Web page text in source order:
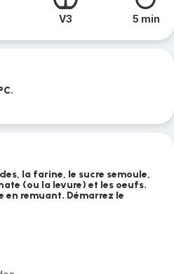
V3 5 min
la farine, le sucre semoule,
(ou la levure) et les oeufs.
en remuant. Démarrez le